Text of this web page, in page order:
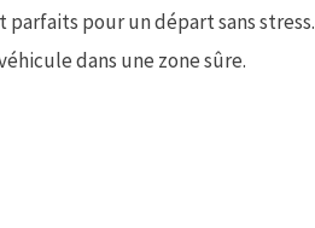
parfaits pour un départ sans stress.
dans une zone sûre.